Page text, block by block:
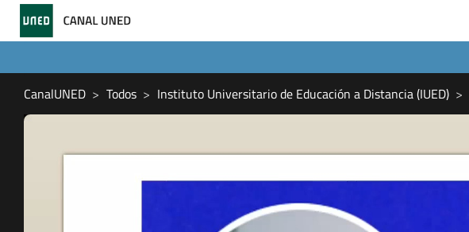
CanalUNED Todos Instituto Universitario de Educación a Distancia (IUED)